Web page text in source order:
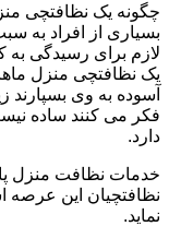
چگونه یک نظافتچی
بسیاری از افراد به
لازم برای رسیدگی به
یک نظافتچی منزل
آسوده به وی بسپارند
فکر می کنند ساده
دارد.
خدمات نظافت منزل
نظافتچیان این عرصه
نماید.